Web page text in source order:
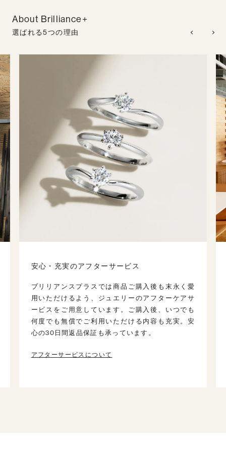
About Brilliance+
選ばれる5つの理由
安心・充実のアフターサービス
ブリリアンスプラスでは商品ご購入後も末永く愛
用いただけるよう、ジュエリーのアフターケアサ
ービスをご用意しています。ご購入後、いつでも
何度でも無償でご利用いただける内容も充実。安
心の30日間返品保証も承っています。
アフターサービスについて